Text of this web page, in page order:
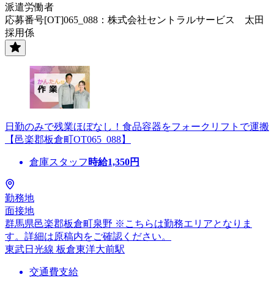
派遣労働者
応募番号[OT]065_088：株式会社セントラルサービス 太田
採用係
日勤のみで残業ほぼなし！食品容器をフォークリフトで運搬
【邑楽郡板倉町OT065_088】
倉庫スタッフ 時給1,350円
勤務地
面接地
群馬県邑楽郡板倉町泉野 ※こちらは勤務エリアとなりま
す。詳細は原稿内をご確認ください。
東武日光線 板倉東洋大前駅
交通費支給